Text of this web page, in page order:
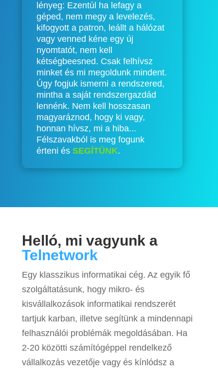
lényeg: Ezentúl ha lefagy a
géped, nem megy a levelezés,
kifogyott a patron, leállt a hálózat
vagy venned kéne egy új
nyomtatót, nem kell
kétségbeesned. Csak felhívsz
minket és mi megoldunk mindent.
Úgy fogjuk ismerni a rendszered,
mintha a saját rendszergazdád
lennénk. Nem kell hosszasan
magyaráznod, hogy ki vagy,
honnan hívsz, mi a hiba...
Félszavakból is meg fogunk
érteni és SEGÍTÜNK.
Helló, mi vagyunk a
Telnetwork
Egy klasszikus informatikai cég. Az egyik fő
szolgáltatásunk, hogy mikro- és
kisvállalkozások informatikai rendszerét
tartjuk karban, illetve segítünk a mindennapi
felhasználói problémák megoldásában. Ha
2-20 közötti számítógéppel rendelkező
vállalkozás vezetője vagy és kínlódsz a